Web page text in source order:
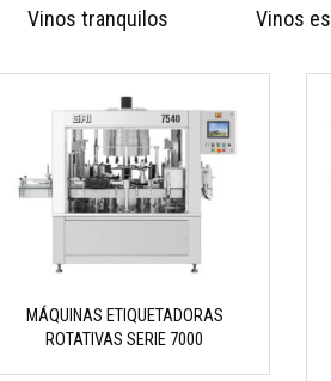
Vinos tranquilos Vinos
MÁQUINAS ETIQUETADORAS
ROTATIVAS SERIE 7000